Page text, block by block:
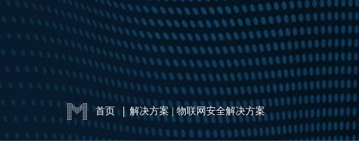
首页 解决方案 物联网安全解决方案